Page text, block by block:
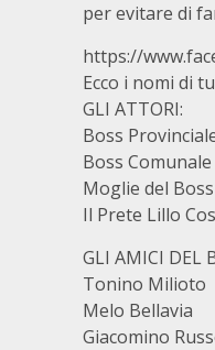
per evitare di
https://
Ecco i nomi di
GLI ATTORI:
Boss
Boss
Moglie del
Il Prete Lillo
GLI AMICI DEL
Tonino Milioto
Melo Bellavia
Giacomino